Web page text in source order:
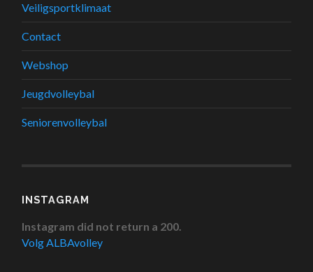
Veiligsportklimaat
Contact
Webshop
Jeugdvolleybal
Seniorenvolleybal
INSTAGRAM
Instagram did not return a 200.
Volg ALBAvolley